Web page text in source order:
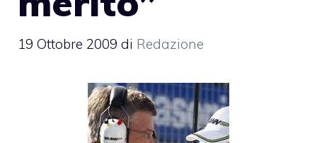
19 Ottobre 2009 di Redazione